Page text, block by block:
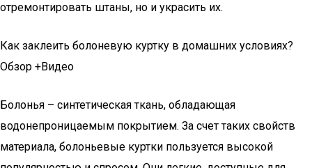
отремонтировать штаны, но и украсить их.
Как заклеить болоневую куртку в домашних условиях?
Обзор +Видео
Болонья – синтетическая ткань, обладающая
водонепроницаемым покрытием. За счет таких свойств
материала, болоньевые куртки пользуется высокой